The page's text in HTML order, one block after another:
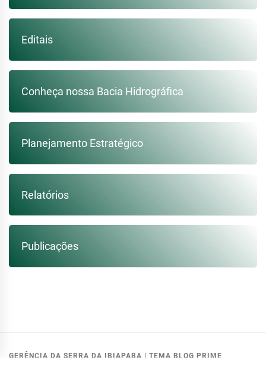
Editais
Conheça nossa Bacia Hidrográfica
Planejamento Estratégico
Relatórios
Publicações
GERÊNCIA DA SERRA DA IBIAPABA | TEMA BLOG PRIME